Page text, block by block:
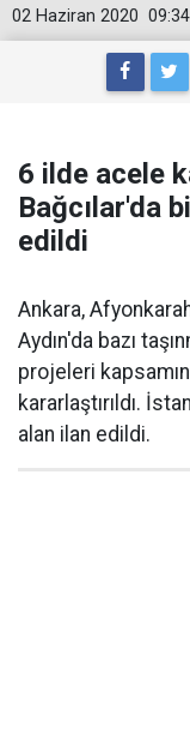
09:34
02 Haziran 2020
6 ilde acele
Bağcılar'da
edildi
Ankara,
Aydın'da bazı
projeleri
kararlaştırıldı.
alan ilan edildi.